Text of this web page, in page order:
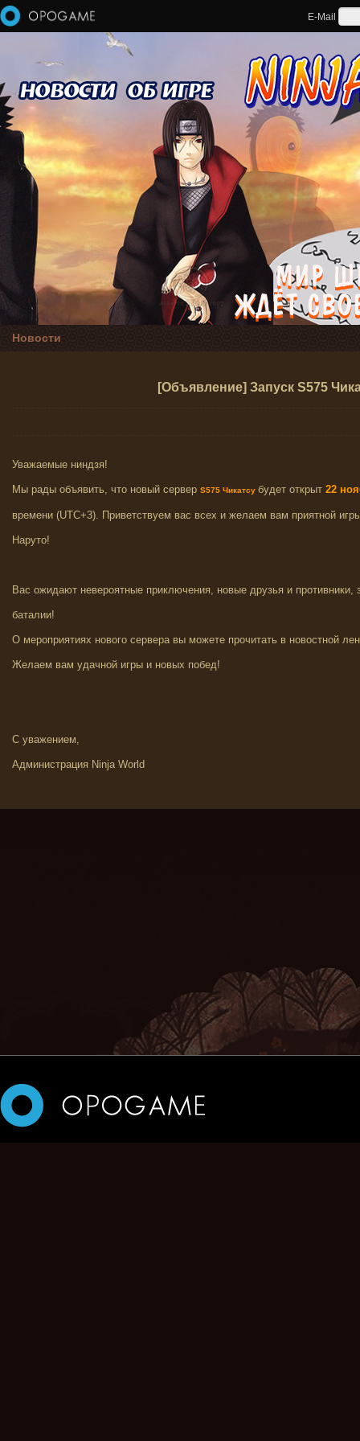
Перейти к основному содержанию
E-Mail
Новости
[Объявление] Запуск S575
Уважаемые ниндзя!
Мы рады объявить, что новый сервер S575 Чикатсу будет открыт 22 но
времени (UTC+3). Приветствуем вас всех и желаем вам приятной
Наруто!
Вас ожидают невероятные приключения, новые друзья и
баталии!
О мероприятиях нового сервера вы можете прочитать в новостной
Желаем вам удачной игры и новых побед!
С уважением,
Администрация Ninja World